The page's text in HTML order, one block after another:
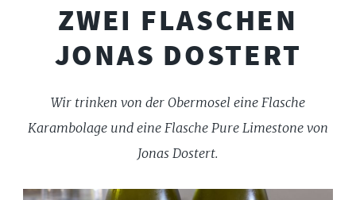
ZWEI FLASCHEN
JONAS DOSTERT
Wir trinken von der Obermosel eine Flasche
Karambolage und eine Flasche Pure Limestone von
Jonas Dostert.